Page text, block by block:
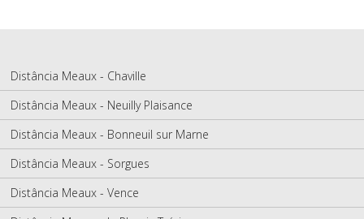
Distância Meaux - Chaville
Distância Meaux - Neuilly Plaisance
Distância Meaux - Bonneuil sur Marne
Distância Meaux - Sorgues
Distância Meaux - Vence